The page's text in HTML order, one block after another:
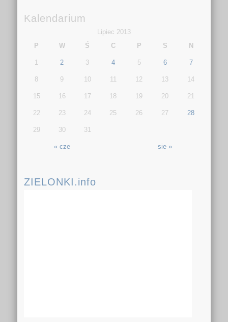
Kalendarium
Lipiec 2013
P
W Ś C P S N
« cze sie »
1 2 3 4 5 6 7
8 9 10 11 12 13 14
15 16 17 18 19 20 21
22 23 24 25 26 27 28
29 30 31
ZIELONKI.info